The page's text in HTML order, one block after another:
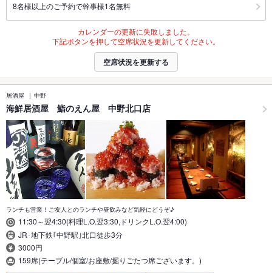
8名様以上のご予約で幹事様1名無料
カレンダーの更新に失敗しました。
下記ボタンを押して空席状況を更新してください。
空席状況を更新する
居酒屋 中野
海鮮居酒屋 鮨のえん屋 中野北口店
ランチも営業！ご友人とのランチや昼飲みなど気軽にどうぞ♪
11:30～翌4:30(料理L.O.翌3:30,ドリンクL.O.翌4:00)
JR･地下鉄｢中野駅｣北口徒歩3分
3000円
159席(テーブル/個室/お座敷/掘りごたつ席ございます。)